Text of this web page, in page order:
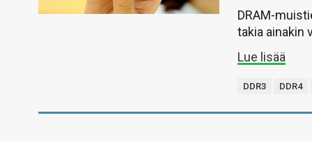
DRAM-
takia ainakin
Lue lisää
DDR3 DDR4